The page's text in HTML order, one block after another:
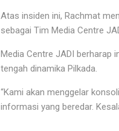
Atas insiden ini, Rachmat
sebagai Tim Media Centre
Media Centre JADI berharap
tengah dinamika Pilkada.
“Kami akan menggelar
informasi yang beredar.